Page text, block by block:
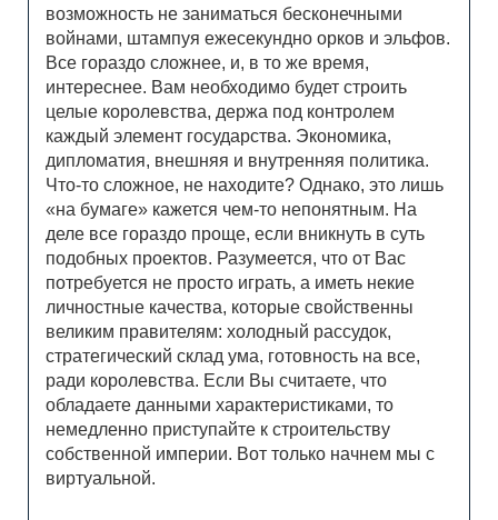
возможность не заниматься бесконечными
войнами, штампуя ежесекундно орков и эльфов.
Все гораздо сложнее, и, в то же время,
интереснее. Вам необходимо будет строить
целые королевства, держа под контролем
каждый элемент государства. Экономика,
дипломатия, внешняя и внутренняя политика.
Что-то сложное, не находите? Однако, это лишь
«на бумаге» кажется чем-то непонятным. На
деле все гораздо проще, если вникнуть в суть
подобных проектов. Разумеется, что от Вас
потребуется не просто играть, а иметь некие
личностные качества, которые свойственны
великим правителям: холодный рассудок,
стратегический склад ума, готовность на все,
ради королевства. Если Вы считаете, что
обладаете данными характеристиками, то
немедленно приступайте к строительству
собственной империи. Вот только начнем мы с
виртуальной.